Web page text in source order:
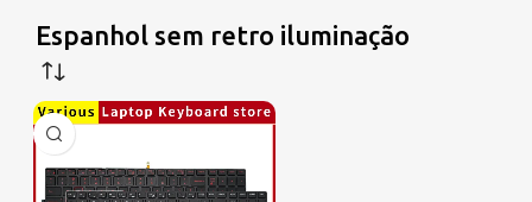
Espanhol sem retro iluminação